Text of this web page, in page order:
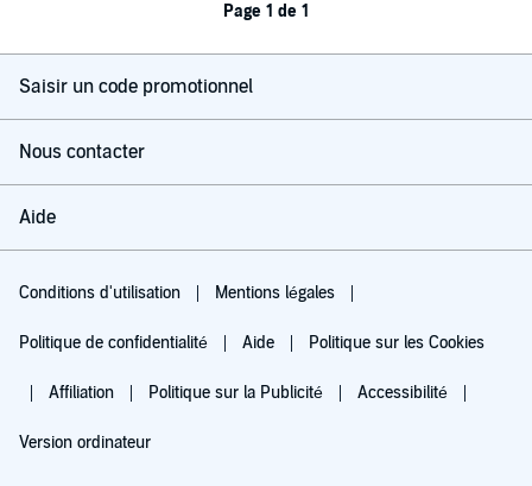
Page 1 de 1
Saisir un code promotionnel
Nous contacter
Aide
Conditions d'utilisation Mentions légales
Politique de confidentialité Aide Politique sur les Cookies
Affiliation Politique sur la Publicité Accessibilité
Version ordinateur